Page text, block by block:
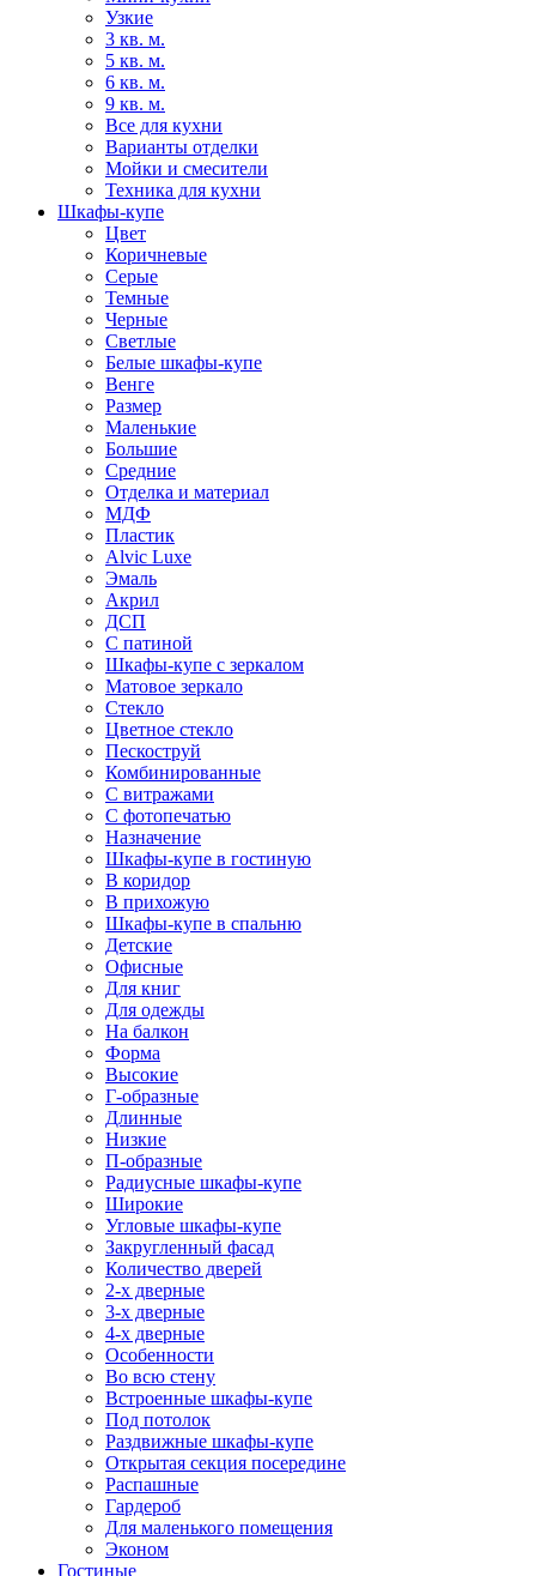
Узкие
3 кв. м.
5 кв. м.
6 кв. м.
9 кв. м.
Все для кухни
Варианты отделки
Мойки и смесители
Техника для кухни
Шкафы-купе
Цвет
Коричневые
Серые
Темные
Черные
Светлые
Белые шкафы-купе
Венге
Размер
Маленькие
Большие
Средние
Отделка и материал
МДФ
Пластик
Alvic Luxe
Эмаль
Акрил
ДСП
С патиной
Шкафы-купе с зеркалом
Матовое зеркало
Стекло
Цветное стекло
Пескоструй
Комбинированные
С витражами
С фотопечатью
Назначение
Шкафы-купе в гостиную
В коридор
В прихожую
Шкафы-купе в спальню
Детские
Офисные
Для книг
Для одежды
На балкон
Форма
Высокие
Г-образные
Длинные
Низкие
П-образные
Радиусные шкафы-купе
Широкие
Угловые шкафы-купе
Закругленный фасад
Количество дверей
2-х дверные
3-х дверные
4-х дверные
Особенности
Во всю стену
Встроенные шкафы-купе
Под потолок
Раздвижные шкафы-купе
Открытая секция посередине
Распашные
Гардероб
Для маленького помещения
Эконом
Гостиные